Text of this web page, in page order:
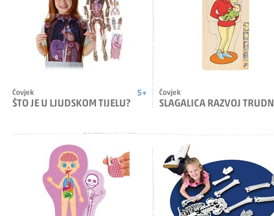
5+
Čovjek
ŠTO JE U LJUDSKOM TIJELU?
Čovjek
SLAGALICA RAZVOJ